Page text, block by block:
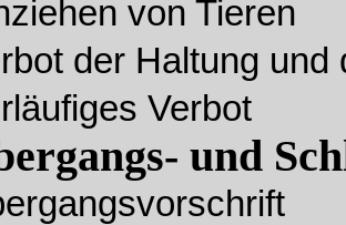
von Tieren
der Haltung
Verbot
und